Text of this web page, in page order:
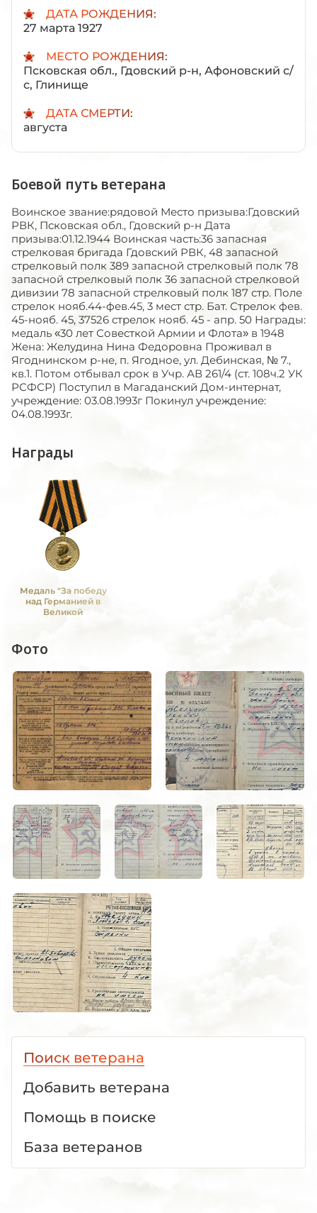
ДАТА РОЖДЕНИЯ:
27 марта 1927
МЕСТО РОЖДЕНИЯ:
Псковская обл., Гдовский р-н, Афоновский с/
с, Глинище
ДАТА СМЕРТИ:
августа
Боевой путь ветерана
Воинское звание:рядовой Место призыва:Гдовский
РВК, Псковская обл., Гдовский р-н Дата
призыва:01.12.1944 Воинская часть:36 запасная
стрелковая бригада Гдовский РВК, 48 запасной
стрелковый полк 389 запасной стрелковый полк 78
запасной стрелковый полк 36 запасной стрелковой
дивизии 78 запасной стрелковый полк 187 стр. Поле
стрелок нояб.44-фев.45, 3 мест стр. Бат. Стрелок фев.
45-нояб. 45, 37526 стрелок нояб. 45 - апр. 50 Награды:
медаль «30 лет Совесткой Армии и Флота» в 1948
Жена: Желудина Нина Федоровна Проживал в
Ягоднинском р-не, п. Ягодное, ул. Дебинская, № 7.,
кв.1. Потом отбывал срок в Учр. АВ 261/4 (ст. 108ч.2 УК
РСФСР) Поступил в Магаданский Дом-интернат,
учреждение: 03.08.1993г Покинул учреждение:
04.08.1993г.
Награды
Медаль "За победу
над Германией в
Великой
Фото
Поиск ветерана
Добавить ветерана
Помощь в поиске
База ветеранов